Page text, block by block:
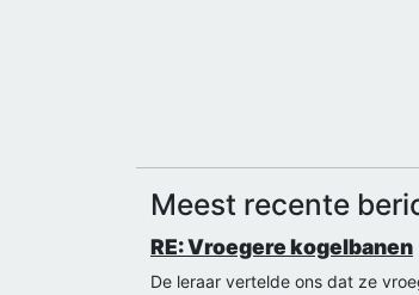
Meest recente
RE: Vroegere kogelbanen
De leraar vertelde ons dat ze